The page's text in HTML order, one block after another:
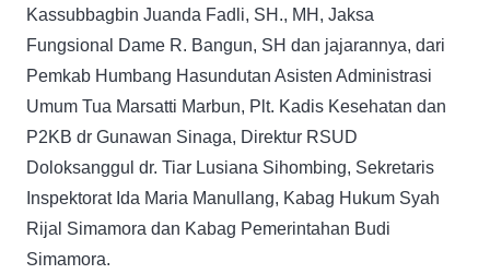
Kassubbagbin Juanda Fadli, SH., MH, Jaksa
Fungsional Dame R. Bangun, SH dan jajarannya, dari
Pemkab Humbang Hasundutan Asisten Administrasi
Umum Tua Marsatti Marbun, Plt. Kadis Kesehatan dan
P2KB dr Gunawan Sinaga, Direktur RSUD
Doloksanggul dr. Tiar Lusiana Sihombing, Sekretaris
Inspektorat Ida Maria Manullang, Kabag Hukum Syah
Rijal Simamora dan Kabag Pemerintahan Budi
Simamora.